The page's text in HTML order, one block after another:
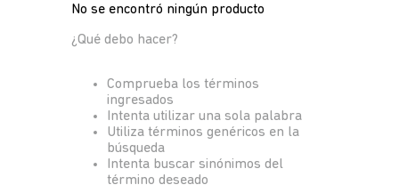
No se encontró ningún producto
¿Qué debo hacer?
Comprueba los términos
ingresados
Intenta utilizar una sola palabra
Utiliza términos genéricos en la
búsqueda
Intenta buscar sinónimos del
término deseado